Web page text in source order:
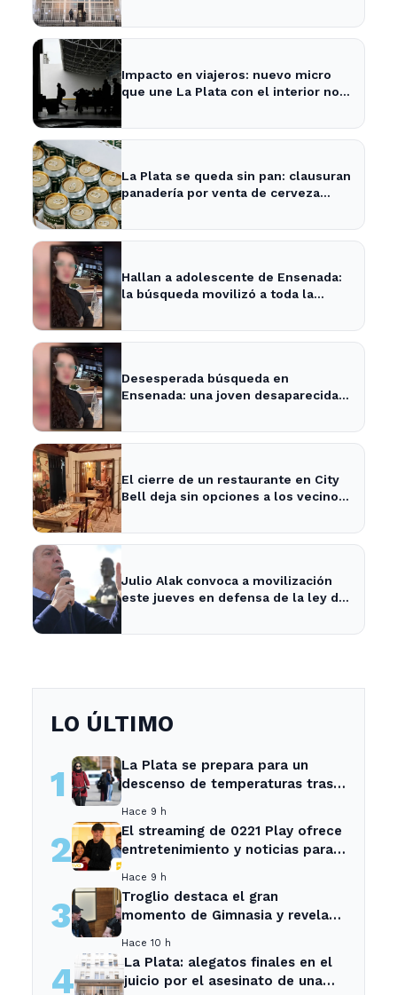
Impacto en viajeros: nuevo micro
que une La Plata con el interior no
La Plata se queda sin pan: clausuran
panadería por venta de cerveza
Hallan a adolescente de Ensenada:
la búsqueda movilizó a toda la
Desesperada búsqueda en
Ensenada: una joven desaparecida
El cierre de un restaurante en City
Bell deja sin opciones a los vecinos
Julio Alak convoca a movilización
este jueves en defensa de la ley de
LO ÚLTIMO
1
La Plata se prepara para un
descenso de temperaturas tras
Hace 9 h
2
El streaming de 0221 Play ofrece
entretenimiento y noticias para
Hace 9 h
3
Troglio destaca el gran
momento de Gimnasia y revela
Hace 10 h
4
La Plata: alegatos finales en el
juicio por el asesinato de una